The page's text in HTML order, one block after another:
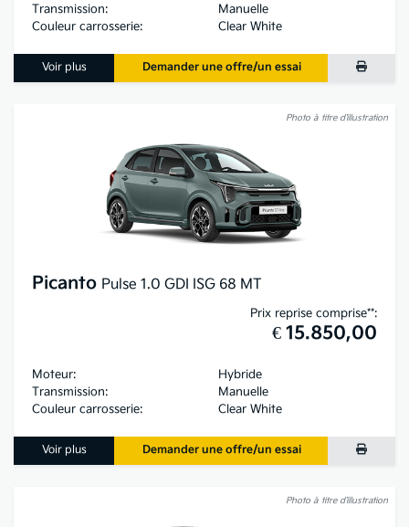
Transmission:
Manuelle
Couleur carrosserie:
Clear White
Voir plus Demander une offre/un essai
Photo à titre d’illustration
Picanto Pulse 1.0 GDI ISG 68 MT
Prix reprise comprise**:
€ 15.850,00
Moteur:
Hybride
Transmission:
Manuelle
Couleur carrosserie:
Clear White
Voir plus Demander une offre/un essai
Photo à titre d’illustration